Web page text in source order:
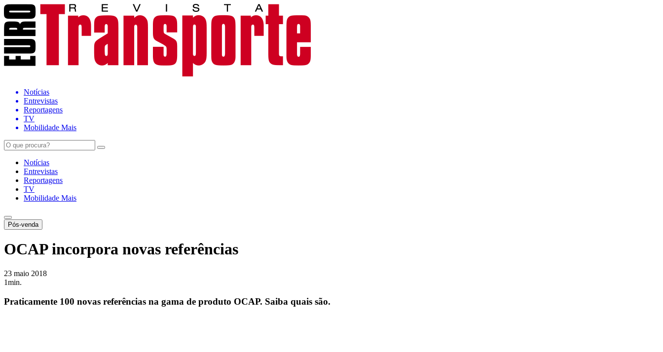
Notícias
Entrevistas
Reportagens
TV
Mobilidade Mais
Notícias
Entrevistas
Reportagens
TV
Mobilidade Mais
Pós-venda
OCAP incorpora novas referências
23 maio 2018
1min.
Praticamente 100 novas referências na gama de produto OCAP. Saiba quais são.